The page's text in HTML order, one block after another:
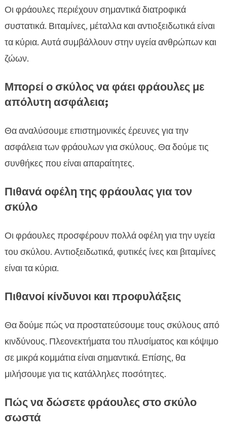
Οι φράουλες περιέχουν σημαντικά διατροφικά
συστατικά. Βιταμίνες, μέταλλα και αντιοξειδωτικά είναι
τα κύρια. Αυτά συμβάλλουν στην υγεία ανθρώπων και
ζώων.
Μπορεί ο σκύλος να φάει φράουλες με
απόλυτη ασφάλεια;
Θα αναλύσουμε επιστημονικές έρευνες για την
ασφάλεια των φράουλων για σκύλους. Θα δούμε τις
συνθήκες που είναι απαραίτητες.
Πιθανά οφέλη της φράουλας για τον
σκύλο
Οι φράουλες προσφέρουν πολλά οφέλη για την υγεία
του σκύλου. Αντιοξειδωτικά, φυτικές ίνες και βιταμίνες
είναι τα κύρια.
Πιθανοί κίνδυνοι και προφυλάξεις
Θα δούμε πώς να προστατεύσουμε τους σκύλους από
κινδύνους. Πλεονεκτήματα του πλυσίματος και κόψιμο
σε μικρά κομμάτια είναι σημαντικά. Επίσης, θα
μιλήσουμε για τις κατάλληλες ποσότητες.
Πώς να δώσετε φράουλες στο σκύλο
σωστά